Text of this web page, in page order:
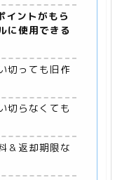
イントがもら
に使用できる
切っても旧作
切らなくても
＆返却期限な